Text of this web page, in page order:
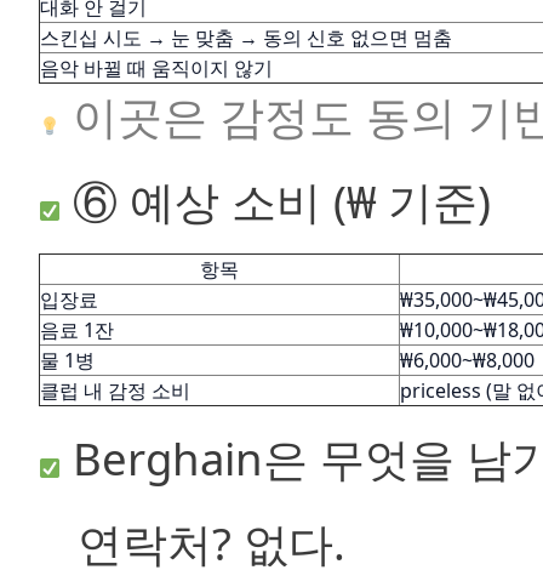
대화 안 걸기
스킨십 시도 → 눈 맞춤 → 동의 신호 없으면 멈춤
음악 바뀔 때 움직이지 않기
이곳은 감정도 동의 기
⑥ 예상 소비 (₩ 기준)
항목
입장료
음료 1잔
물 1병
₩6,000~₩8,000
클럽 내 감정 소비
priceless (말 없
Berghain은 무엇을 남
연락처? 없다.